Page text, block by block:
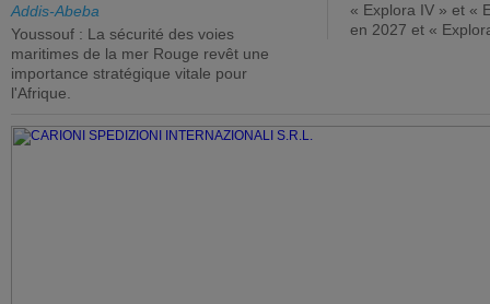
Addis-Abeba
Youssouf : La sécurité des voies
maritimes de la mer Rouge revêt une
importance stratégique vitale pour
l'Afrique.
« Explora IV » et «
en 2027 et «